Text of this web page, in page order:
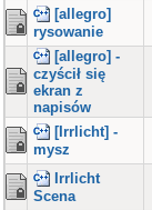
[allegro]
rysowanie
[allegro] -
czyścił się
ekran z
napisów
[Irrlicht] -
mysz
Irrlicht
Scena